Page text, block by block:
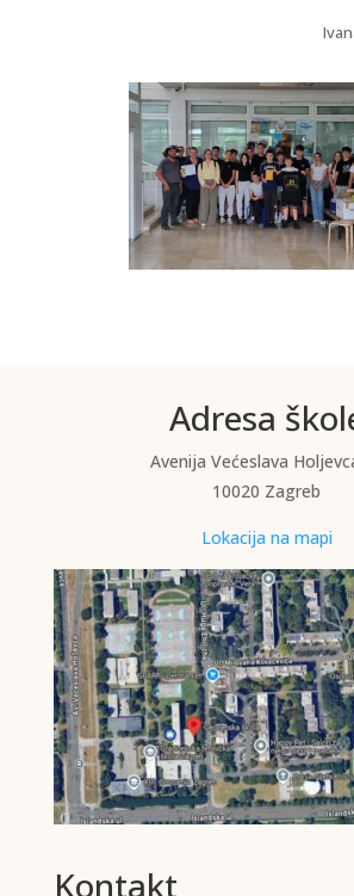
Adresa
Avenija Većeslava
10020 Zagreb
Lokacija na mapi
Kontakt